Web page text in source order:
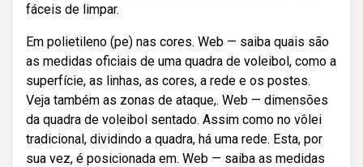
fáceis de limpar.
Em polietileno (pe) nas cores. Web — saiba quais são
as medidas oficiais de uma quadra de voleibol, como a
superfície, as linhas, as cores, a rede e os postes.
Veja também as zonas de ataque,. Web — dimensões
da quadra de voleibol sentado. Assim como no vôlei
tradicional, dividindo a quadra, há uma rede. Esta, por
sua vez, é posicionada em. Web — saiba as medidas